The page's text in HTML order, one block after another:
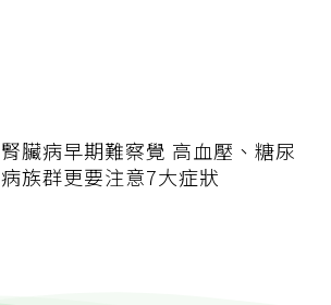
腎臟病早期難察覺 高血壓、糖尿
病族群更要注意7大症狀